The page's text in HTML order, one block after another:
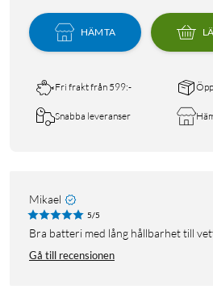
HÄMTA
Fri frakt från 599:-
Snabba leveranser
Mikael
5/5
Bra batteri med lång hållbarhet till
Gå till recensionen